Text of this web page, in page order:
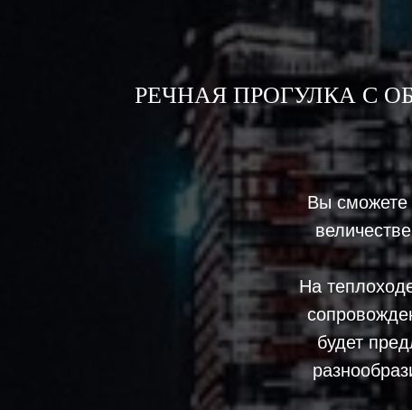
РЕЧНАЯ ПРОГУЛКА С
Вы сможете
На
будет